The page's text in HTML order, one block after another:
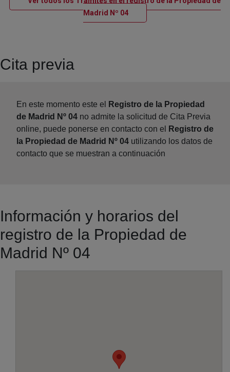
Madrid Nº 04Ventana nueva
Cita previa
En este momento este el
Registro de la Propiedad
de Madrid Nº 04 no admite la solicitud de Cita Previa
online, puede ponerse en contacto con el
Registro de
la Propiedad de Madrid Nº 04 utilizando los datos de
contacto que se muestran a continuación
Información y horarios del
registro de la Propiedad de
Madrid Nº 04